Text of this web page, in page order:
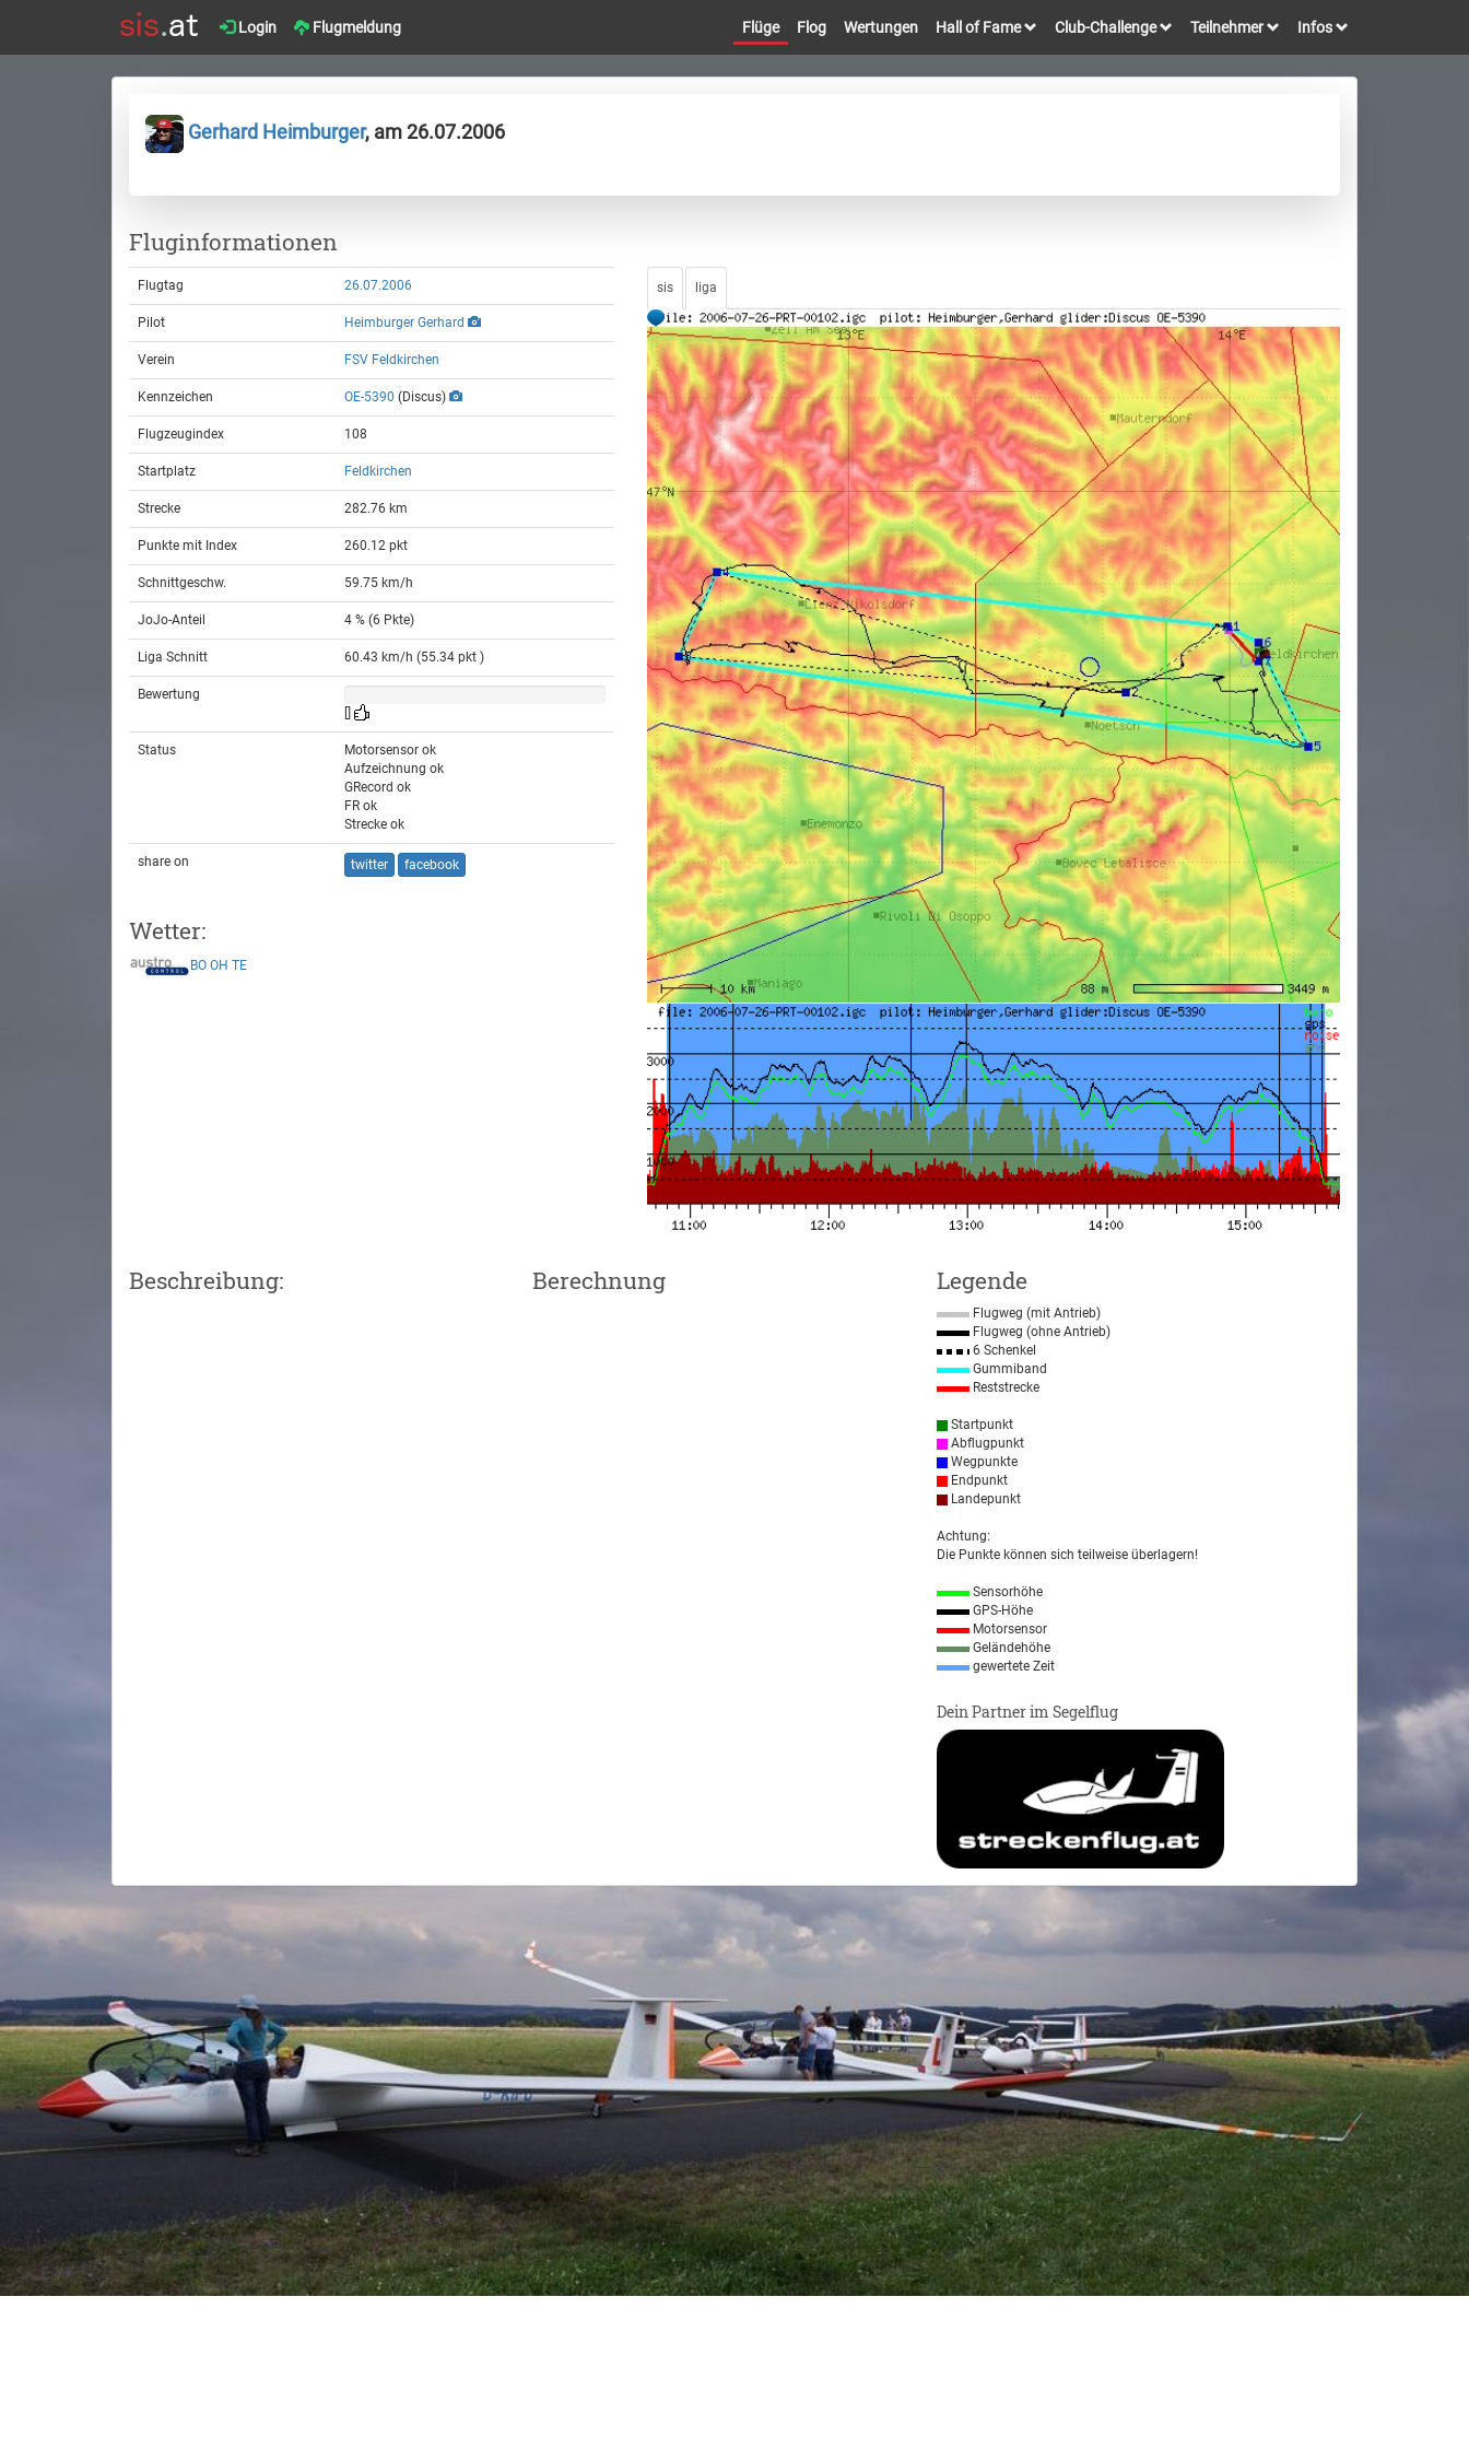
Login Flugmeldung Flüge Flog Wertungen Hall of Fame Club-Challenge Teilnehmer Infos
Gerhard Heimburger, am 26.07.2006
Fluginformationen
Flugtag 26.07.2006
Pilot Heimburger Gerhard
Verein FSV Feldkirchen
Kennzeichen OE-5390 (Discus)
Flugzeugindex 108
Startplatz Feldkirchen
Strecke 282.76 km
Punkte mit Index 260.12 pkt
Schnittgeschw. 59.75 km/h
JoJo-Anteil 4 % (6 Pkte)
Liga Schnitt 60.43 km/h (55.34 pkt )
Bewertung
[]
Status
Motorsensor ok
Aufzeichnung ok
GRecord ok
FR ok
Strecke ok
share on twitter facebook
Wetter:
BO OH TE
sis liga
Beschreibung: Berechnung Legende
Flugweg (mit Antrieb)
Flugweg (ohne Antrieb)
6 Schenkel
Gummiband
Reststrecke
Startpunkt
Abflugpunkt
Wegpunkte
Endpunkt
Landepunkt
Achtung:
Die Punkte können sich teilweise überlagern!
Sensorhöhe
GPS-Höhe
Motorsensor
Geländehöhe
gewertete Zeit
Dein Partner im Segelflug